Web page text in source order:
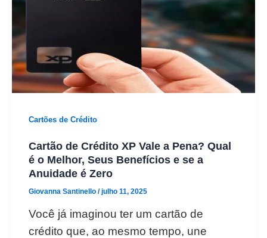
Cartões de Crédito
Cartão de Crédito XP Vale a Pena? Qual
é o Melhor, Seus Benefícios e se a
Anuidade é Zero
Giovanna Santinello /julho 11, 2025
Você já imaginou ter um cartão de
crédito que, ao mesmo tempo, une